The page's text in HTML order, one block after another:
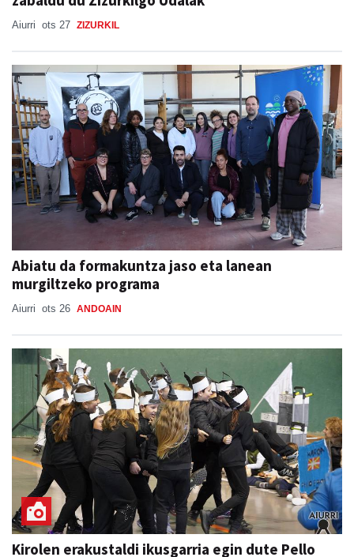
Aiurri ots 27 ZIZURKIL
Abiatu da formakuntza jaso eta lanean
murgiltzeko programa
Aiurri ots 26 ANDOAIN
Kirolen erakustaldi ikusgarria egin dute Pello